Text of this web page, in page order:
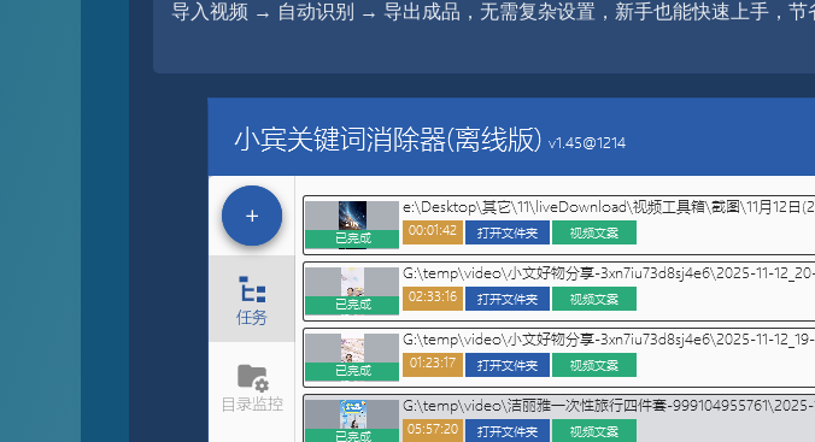
导入视频 → 自动识别 → 导出成品，无需复杂设置，新手也能快速上手，节